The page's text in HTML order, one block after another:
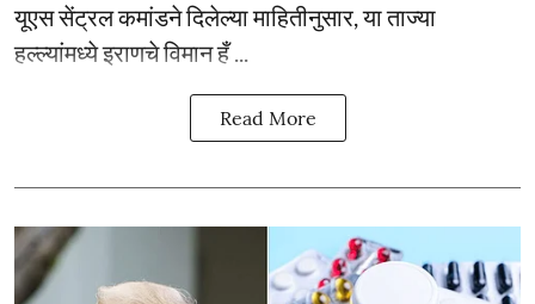
यूएस सेंट्रल कमांडने दिलेल्या माहितीनुसार, या ताज्या
हल्ल्यांमध्ये इराणचे विमान हँ ...
Read More